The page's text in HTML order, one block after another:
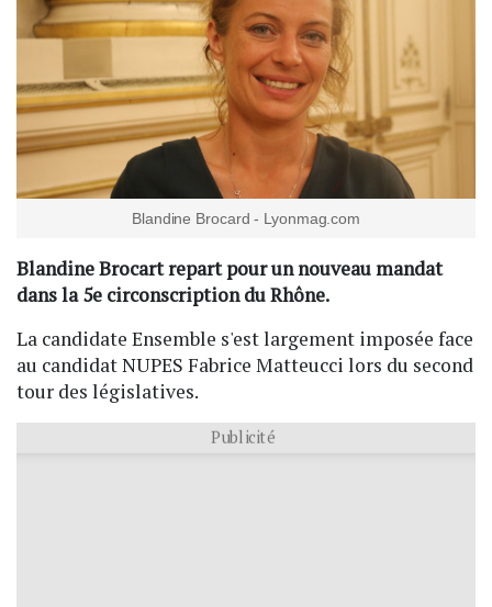
Blandine Brocard - Lyonmag.com
Blandine Brocart repart pour un nouveau mandat
dans la 5e circonscription du Rhône.
La candidate Ensemble s'est largement imposée face
au candidat NUPES Fabrice Matteucci lors du second
tour des législatives.
Publicité